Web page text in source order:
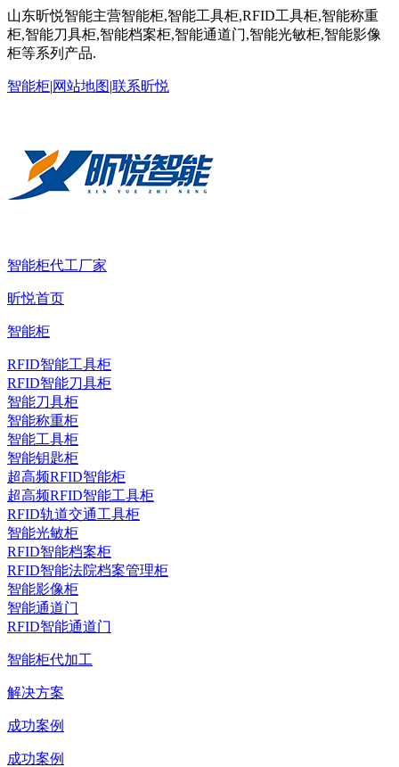
山东昕悦智能主营智能柜,智能工具柜,RFID工具柜,智能称重
柜,智能刀具柜,智能档案柜,智能通道门,智能光敏柜,智能影像
柜等系列产品.
智能柜|网站地图|联系昕悦
智能柜代工厂家
昕悦首页
智能柜
RFID智能工具柜
RFID智能刀具柜
智能刀具柜
智能称重柜
智能工具柜
智能钥匙柜
超高频RFID智能柜
超高频RFID智能工具柜
RFID轨道交通工具柜
智能光敏柜
RFID智能档案柜
RFID智能法院档案管理柜
智能影像柜
智能通道门
RFID智能通道门
智能柜代加工
解决方案
成功案例
成功案例